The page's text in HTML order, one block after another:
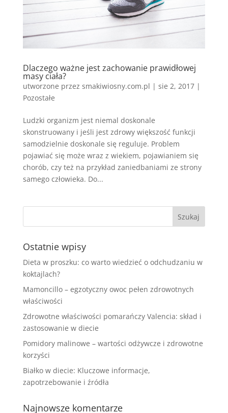
Dlaczego ważne jest zachowanie prawidłowej
masy ciała?
utworzone przez smakiwiosny.com.pl | sie 2, 2017|
Pozostałe
Ludzki organizm jest niemal doskonale
skonstruowany i jeśli jest zdrowy większość funkcji
samodzielnie doskonale się reguluje. Problem
pojawiać się może wraz z wiekiem, pojawianiem się
chorób, czy też na przykład zaniedbaniami ze strony
samego człowieka. Do...
Ostatnie wpisy
Dieta w proszku: co warto wiedzieć o odchudzaniu w
koktajlach?
Mamoncillo – egzotyczny owoc pełen zdrowotnych
właściwości
Zdrowotne właściwości pomarańczy Valencia: skład i
zastosowanie w diecie
Pomidory malinowe – wartości odżywcze i zdrowotne
korzyści
Białko w diecie: Kluczowe informacje,
zapotrzebowanie i źródła
Najnowsze komentarze